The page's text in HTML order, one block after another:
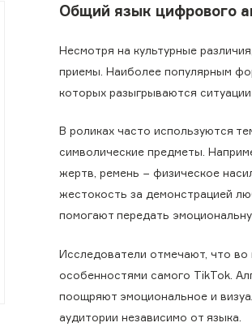
Общий язык цифрового
Несмотря на культурные
приемы. Наиболее популярным
которых разыгрываются
В роликах часто используются
символические предметы.
жертв, ремень − физическое
жестокость за демонстрацией
помогают передать
Исследователи отмечают, что
особенностями самого TikTok.
поощряют эмоциональное и
аудитории независимо от языка.